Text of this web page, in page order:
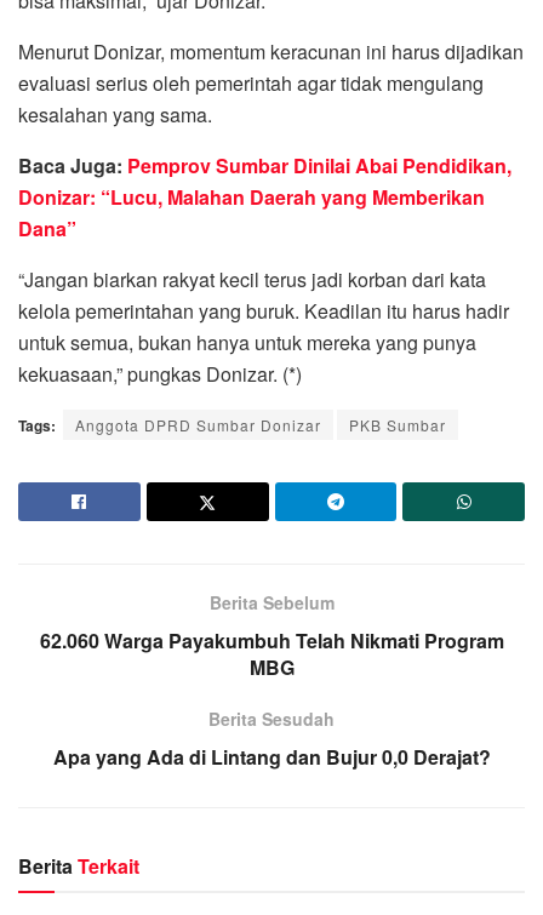
Menurut Donizar, momentum keracunan ini harus dijadikan
evaluasi serius oleh pemerintah agar tidak mengulang
kesalahan yang sama.
Baca Juga: Pemprov Sumbar Dinilai Abai Pendidikan,
Donizar: “Lucu, Malahan Daerah yang Memberikan
Dana”
“Jangan biarkan rakyat kecil terus jadi korban dari kata
kelola pemerintahan yang buruk. Keadilan itu harus hadir
untuk semua, bukan hanya untuk mereka yang punya
kekuasaan,” pungkas Donizar. (*)
Tags: Anggota DPRD Sumbar Donizar PKB Sumbar
Berita Sebelum
62.060 Warga Payakumbuh Telah Nikmati Program
MBG
Berita Sesudah
Apa yang Ada di Lintang dan Bujur 0,0 Derajat?
BeritaTerkait